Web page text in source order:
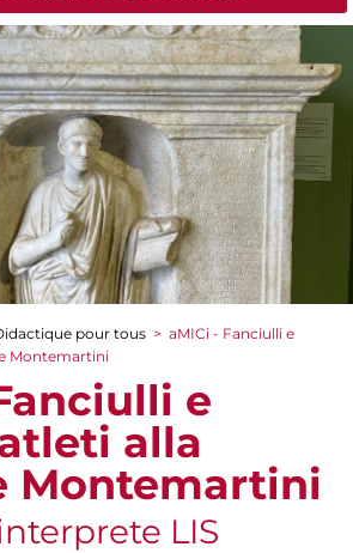
pour tous > aMICi - Fanciulli e
Montemartini
e
alla
Montemartini
LIS